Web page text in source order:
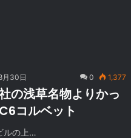
月30日 0 1,377
の浅草名物よりかっ
コルベット
ルの上…